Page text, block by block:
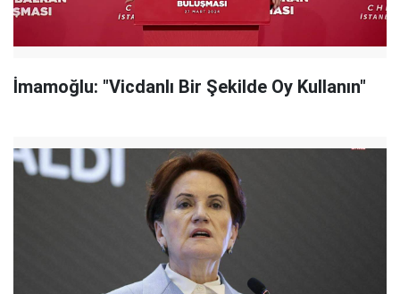
İmamoğlu: "Vicdanlı Bir Şekilde Oy Kullanın"